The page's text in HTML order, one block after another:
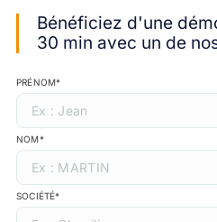
Bénéficiez d'une
30 min avec un de
PRÉNOM*
NOM*
SOCIÉTÉ*